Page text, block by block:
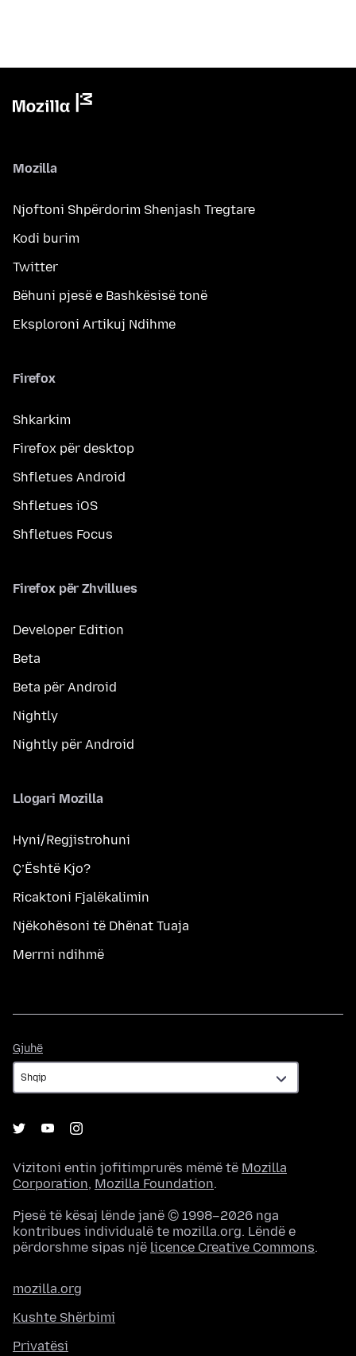
Mozilla
Njoftoni Shpërdorim Shenjash Tregtare
Kodi burim
Twitter
Bëhuni pjesë e Bashkësisë tonë
Eksploroni Artikuj Ndihme
Firefox
Shkarkim
Firefox për desktop
Shfletues Android
Shfletues iOS
Shfletues Focus
Firefox për Zhvillues
Developer Edition
Beta
Beta për Android
Nightly
Nightly për Android
Llogari Mozilla
Hyni/Regjistrohuni
Ç’Është Kjo?
Ricaktoni Fjalëkalimin
Njëkohësoni të Dhënat Tuaja
Merrni ndihmë
Gjuhë
Vizitoni entin jofitimprurës mëmë të Mozilla
Corporation, Mozilla Foundation.
Pjesë të kësaj lënde janë © 1998–2026 nga
kontribues individualë te mozilla.org. Lëndë e
përdorshme sipas një licence Creative Commons.
mozilla.org
Kushte Shërbimi
Privatësi